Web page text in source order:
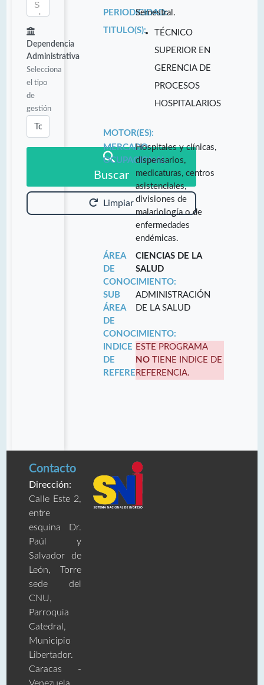
Dependencia
Administrativa
Selecciona
el tipo
de
gestión
Buscar
Limpiar
PERIODICIDAD:
Semestral.
TITULO(S):
TÉCNICO
SUPERIOR EN
GERENCIA DE
PROCESOS
HOSPITALARIOS
MOTOR(ES):
MERCADO
OCUPACIONAL:
Hospitales y clínicas,
dispensarios,
medicaturas, centros
asistenciales,
divisiones de
malariología o de
enfermedades
endémicas.
ÁREA
DE
CONOCIMIENTO:
CIENCIAS DE LA
SALUD
SUB
ÁREA
DE
CONOCIMIENTO:
ADMINISTRACIÓN
DE LA SALUD
INDICE
DE
REFERENCIA:
ESTE PROGRAMA
NO TIENE INDICE DE
REFERENCIA.
Contacto
Dirección:
Calle Este 2,
entre
esquina Dr.
Paúl y
Salvador de
León, Torre
sede del
CNU,
Parroquia
Catedral,
Municipio
Libertador.
Caracas -
Venezuela.